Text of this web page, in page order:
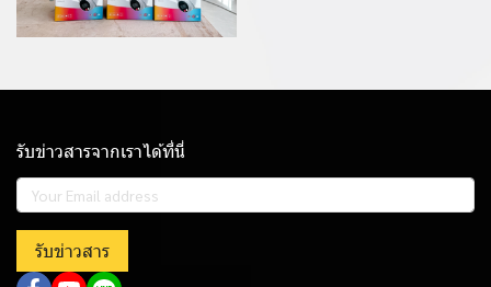
รับข่าวสารจากเราได้ที่นี่
รับข่าวสาร